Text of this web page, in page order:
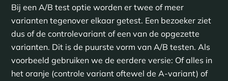
Bij een A/B test optie worden er twee of meer
varianten tegenover elkaar getest. Een bezoeker ziet
dus of de controlevariant of een van de opgezette
varianten. Dit is de puurste vorm van A/B testen. Als
voorbeeld gebruiken we de eerdere versie: Of alles in
het oranje (controle variant oftewel de A-variant) of